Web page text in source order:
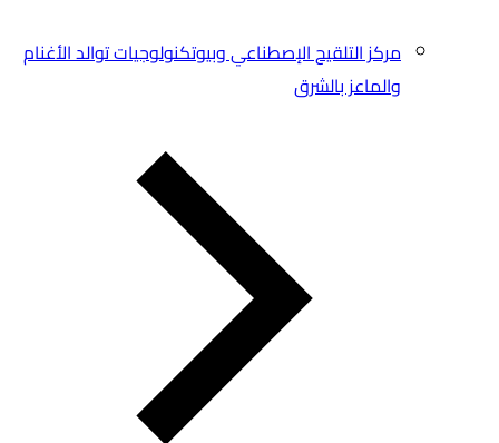
مركز التلقيح الإصطناعي وبيوتكنولوجيات توالد الأغنام
والماعز بالشرق